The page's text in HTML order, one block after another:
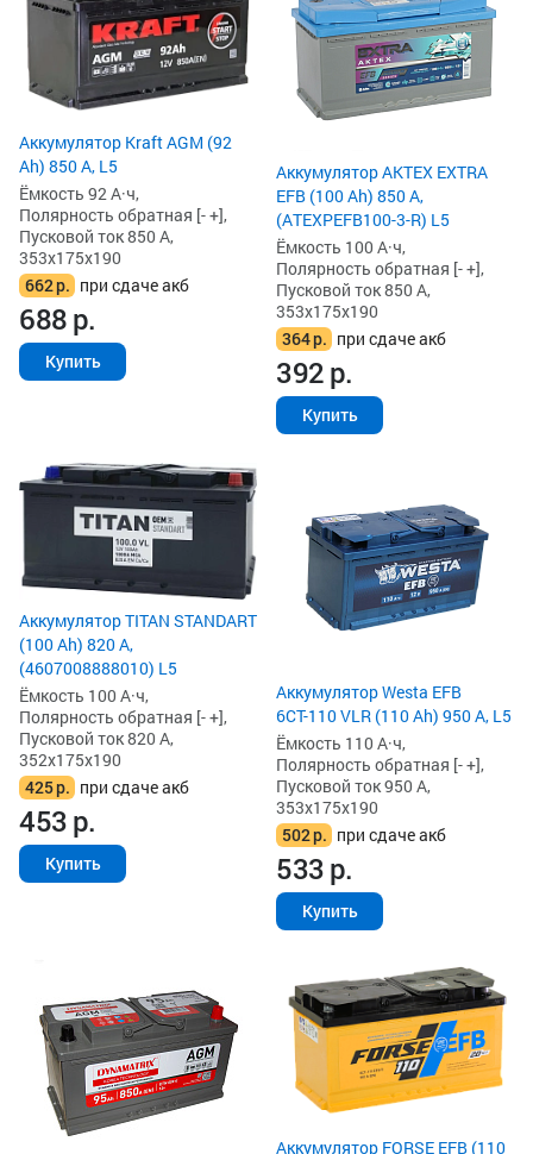
Аккумулятор Kraft AGM (92
Ah) 850 А, L5
Ёмкость 92 А·ч,
Полярность обратная [- +],
Пусковой ток 850 А,
353x175x190
662р. при сдаче акб
688р.
Купить
Аккумулятор AKTEX EXTRA
EFB (100 Ah) 850 А,
(ATEXPEFB100-3-R) L5
Ёмкость 100 А·ч,
Полярность обратная [- +],
Пусковой ток 850 А,
353x175x190
364р. при сдаче акб
392р.
Купить
Аккумулятор TITAN STANDART
(100 Ah) 820 А,
(4607008888010) L5
Ёмкость 100 А·ч,
Полярность обратная [- +],
Пусковой ток 820 А,
352x175x190
425р. при сдаче акб
453р.
Купить
Аккумулятор Westa EFB
6СТ-110 VLR (110 Ah) 950 А, L5
Ёмкость 110 А·ч,
Полярность обратная [- +],
Пусковой ток 950 А,
353x175x190
502р. при сдаче акб
533р.
Купить
Аккумулятор FORSE EFB (110